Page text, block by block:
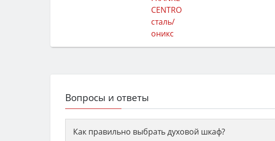
Вопросы и ответы
Как правильно выбрать духовой шкаф?